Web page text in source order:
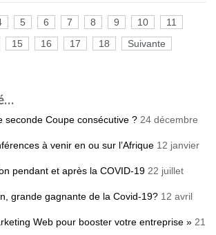
5 6 7 8 9 10
11
15 16 17 18 Suivante
seconde Coupe consécutive ? 24 décembre
à venir en ou sur l’Afrique 12 janvier
pendant et après la COVID-19 22 juillet
grande gagnante de la Covid-19? 12 avril
Web pour booster votre entreprise » 21